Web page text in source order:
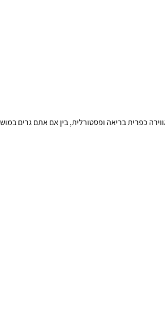
כפרית בריאה ופסטורלית, בין אם אתם גרים